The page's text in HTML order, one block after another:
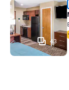
MainStay
43